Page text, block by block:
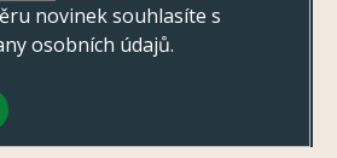
novinek souhlasíte s
osobních údajů.